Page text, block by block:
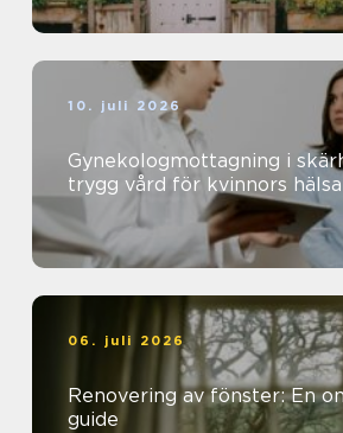
10. juli 2026
Gynekologmottagning i
trygg vård för kvinnors hälsa
06. juli 2026
Renovering av fönster: En
guide